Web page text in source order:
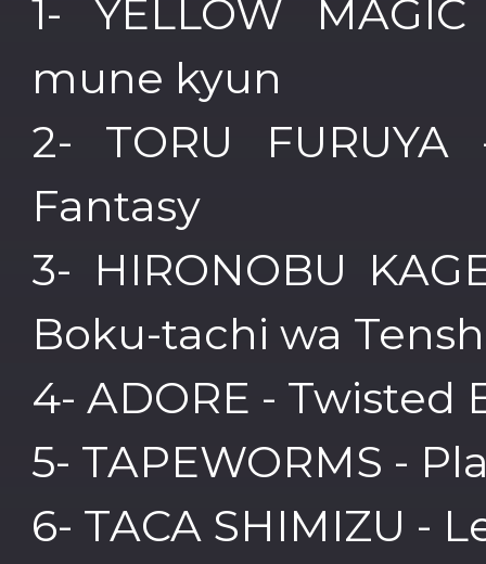
1- YELLOW
mune kyun
2- TORU
Fantasy
3- HIRONOBU
Boku-tachi wa
4- ADORE - Twisted
5- TAPEWORMS -
6- TACA SHIMIZU -